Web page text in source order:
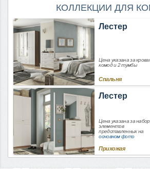
КОЛЛЕКЦИИ ДЛЯ
Лестер
Цена указана за
комод и 2 тумбы
Спальня
Лестер
Цена указана за набор
элементов
представленных на
основном фото
Прихожая